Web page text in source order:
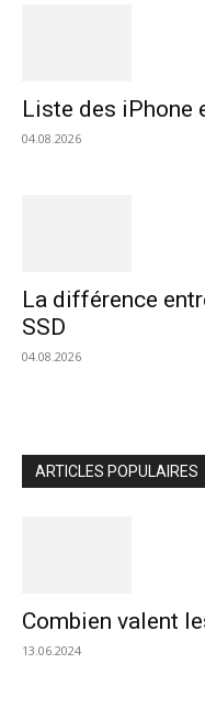
Liste des iPhone
04.08.2026
La différence
SSD
04.08.2026
ARTICLES POPULAIRES
Combien valent
13.06.2024